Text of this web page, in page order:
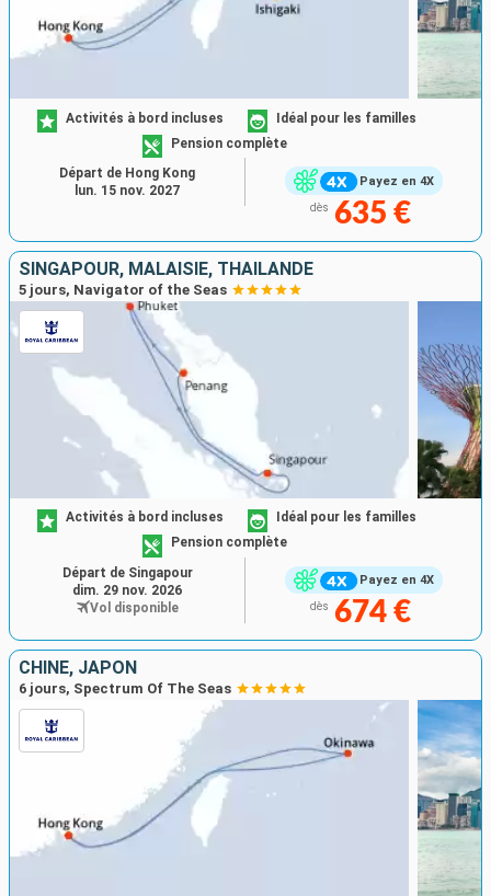
Payez en 4X
Activités à bord incluses
Idéal pour les familles
Pension complète
dès 635 €
Départ de Hong Kong
lun. 15 nov. 2027
SINGAPOUR, MALAISIE, THAÏLANDE
5 jours, Navigator of the Seas
Payez en 4X
Activités à bord incluses
Idéal pour les familles
Pension complète
dès 674 €
Départ de Singapour
dim. 29 nov. 2026
Vol disponible
CHINE, JAPON
6 jours, Spectrum Of The Seas